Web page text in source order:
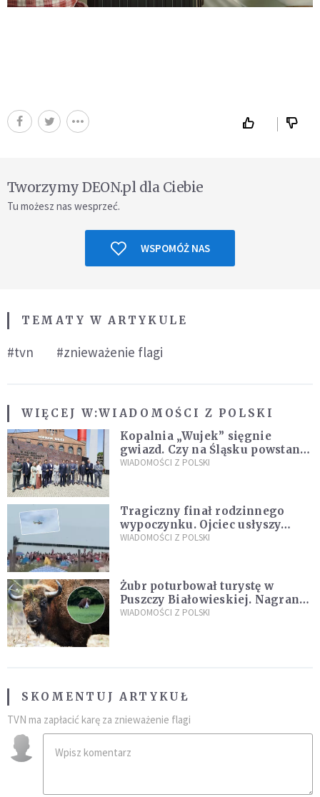
Tworzymy DEON.pl dla Ciebie
Tu możesz nas wesprzeć.
WSPOMÓŻ NAS
TEMATY W ARTYKULE
#tvn #znieważenie flagi
WIĘCEJ W:WIADOMOŚCI Z POLSKI
Kopalnia „Wujek” sięgnie
gwiazd. Czy na Śląsku powstanie
„Dolina Krzemowa”?
WIADOMOŚCI Z POLSKI
Tragiczny finał rodzinnego
wypoczynku. Ojciec usłyszy
zarzuty
WIADOMOŚCI Z POLSKI
Żubr poturbował turystę w
Puszczy Białowieskiej. Nagranie
daje do myślenia
WIADOMOŚCI Z POLSKI
SKOMENTUJ ARTYKUŁ
TVN ma zapłacić karę za znieważenie flagi